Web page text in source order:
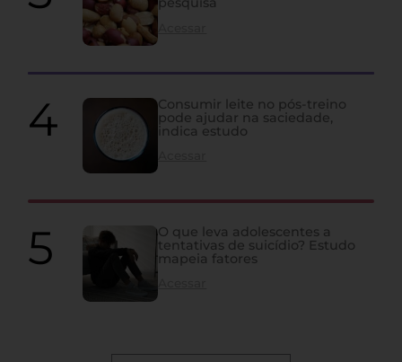
Consumir leite no pós-treino
pode ajudar na saciedade,
indica estudo
O que leva adolescentes a
tentativas de suicídio? Estudo
mapeia fatores